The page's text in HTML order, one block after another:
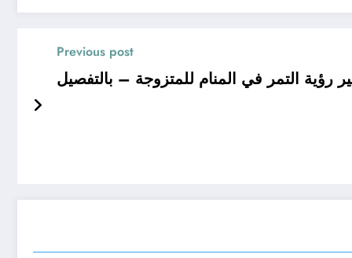
Previous post
التمر في المنام للمتزوجة – بالتفصيل